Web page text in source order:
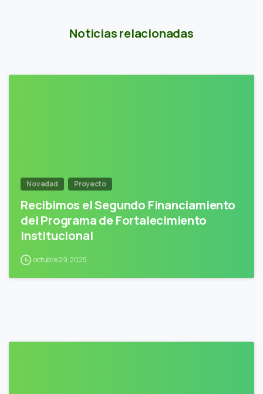
Noticias relacionadas
Novedad Proyecto
Recibimos el Segundo Financiamiento
del Programa de Fortalecimiento
Institucional
octubre 29, 2025